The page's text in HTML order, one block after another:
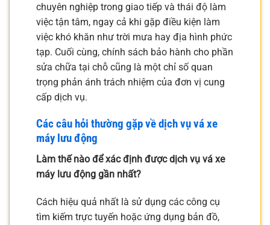
chuyên nghiệp trong giao tiếp và thái độ làm
việc tận tâm, ngay cả khi gặp điều kiện làm
việc khó khăn như trời mưa hay địa hình phức
tạp. Cuối cùng, chính sách bảo hành cho phần
sửa chữa tại chỗ cũng là một chỉ số quan
trọng phản ánh trách nhiệm của đơn vị cung
cấp dịch vụ.
Các câu hỏi thường gặp về dịch vụ vá xe
máy lưu động
Làm thế nào để xác định được dịch vụ vá xe
máy lưu động gần nhất?
Cách hiệu quả nhất là sử dụng các công cụ
tìm kiếm trực tuyến hoặc ứng dụng bản đồ,